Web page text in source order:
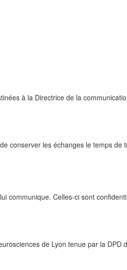
à la Directrice de la
conserver les échanges le temps de
communique. Celles-ci sont
de Lyon tenue par la DPD